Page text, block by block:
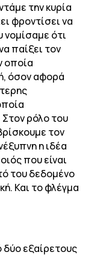
την κυρία
φροντίσει να
ότι
παίξει τον
οποία
όσον αφορά
ρόλο του
τον
η ιδέα
που είναι
του δεδομένο
Και το φλέγμα
δύο εξαίρετους